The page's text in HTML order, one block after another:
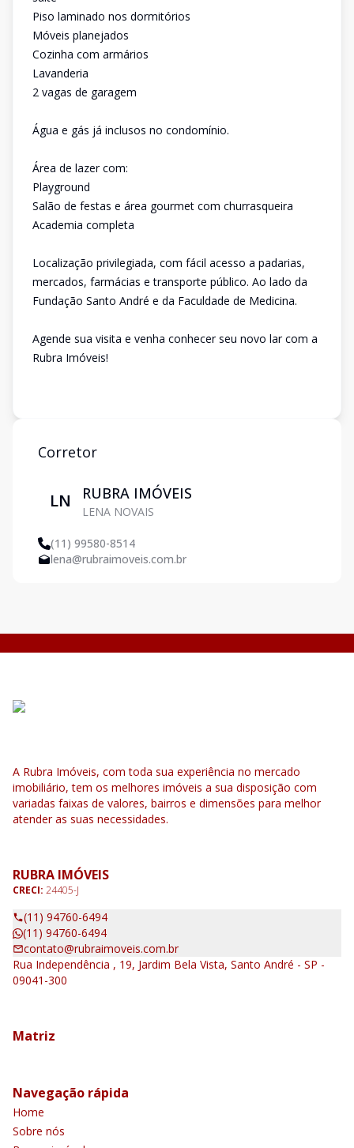
Piso laminado nos dormitórios
Móveis planejados
Cozinha com armários
Lavanderia
2 vagas de garagem
Água e gás já inclusos no condomínio.
Área de lazer com:
Playground
Salão de festas e área gourmet com churrasqueira
Academia completa
Localização privilegiada, com fácil acesso a padarias,
mercados, farmácias e transporte público. Ao lado da
Fundação Santo André e da Faculdade de Medicina.
Agende sua visita e venha conhecer seu novo lar com a
Rubra Imóveis!
Corretor
LN RUBRA IMÓVEIS
LENA NOVAIS
(11) 99580-8514
lena@rubraimoveis.com.br
A Rubra Imóveis, com toda sua experiência no mercado
imobiliário, tem os melhores imóveis a sua disposição com
variadas faixas de valores, bairros e dimensões para melhor
atender as suas necessidades.
RUBRA IMÓVEIS
CRECI: 24405-J
(11) 94760-6494
(11) 94760-6494
contato@rubraimoveis.com.br
Rua Independência , 19, Jardim Bela Vista, Santo André - SP -
09041-300
Matriz
Navegação rápida
Home
Sobre nós